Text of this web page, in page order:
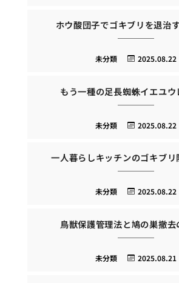
ホウ酸団子でゴキブリを退治
2025.08.22
未分類
もう一種の足長蜘蛛イエユウ
2025.08.22
未分類
一人暮らしキッチンのゴキブリ
2025.08.22
未分類
鳥獣保護管理法と鳩の巣撤去
2025.08.21
未分類